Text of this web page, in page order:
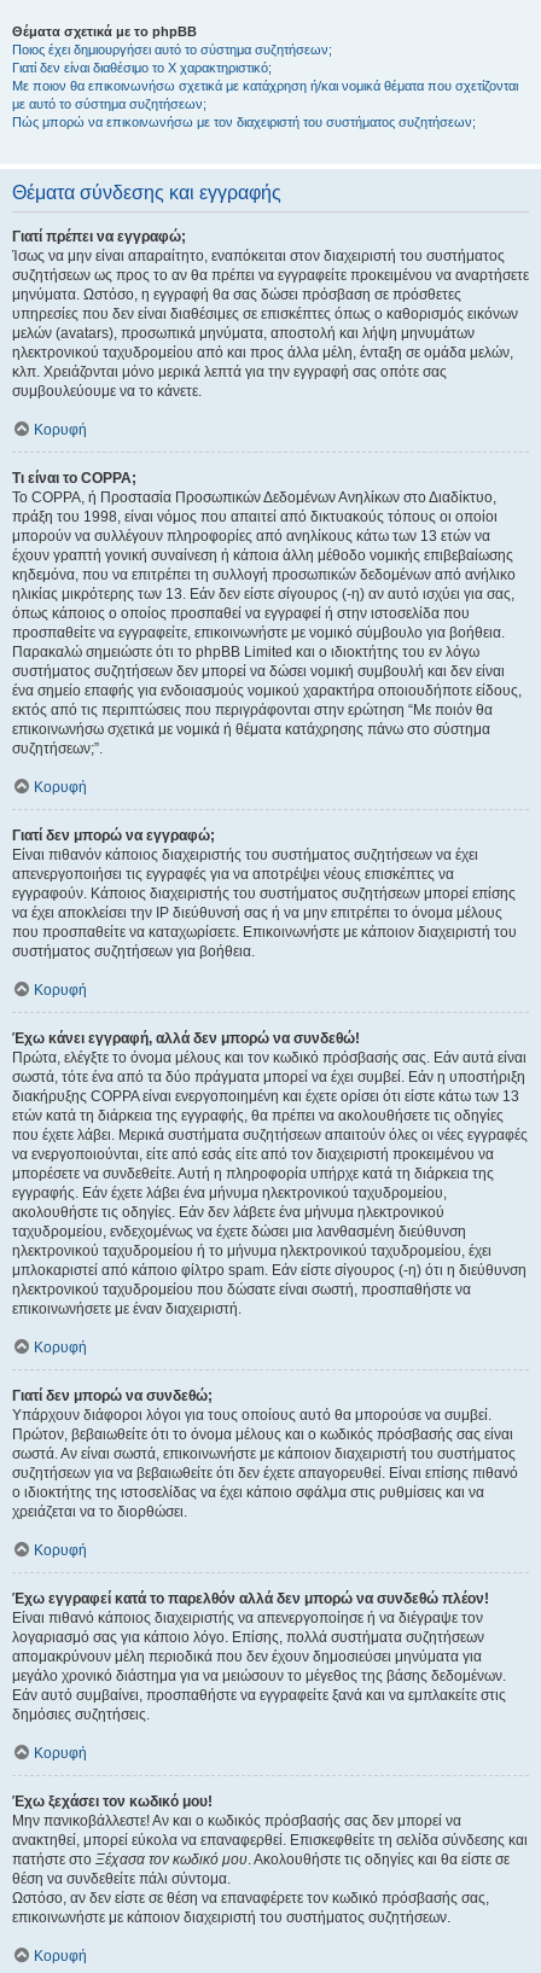
Θέματα σχετικά με το phpBB
Ποιος έχει δημιουργήσει αυτό το σύστημα συζητήσεων;
Γιατί δεν είναι διαθέσιμο το Χ χαρακτηριστικό;
Με ποιον θα επικοινωνήσω σχετικά με κατάχρηση ή/και νομικά θέματα που σχετίζονται
με αυτό το σύστημα συζητήσεων;
Πώς μπορώ να επικοινωνήσω με τον διαχειριστή του συστήματος συζητήσεων;
Θέματα σύνδεσης και εγγραφής
Γιατί πρέπει να εγγραφώ;
Ίσως να μην είναι απαραίτητο, εναπόκειται στον διαχειριστή του συστήματος
συζητήσεων ως προς το αν θα πρέπει να εγγραφείτε προκειμένου να αναρτήσετε
μηνύματα. Ωστόσο, η εγγραφή θα σας δώσει πρόσβαση σε πρόσθετες
υπηρεσίες που δεν είναι διαθέσιμες σε επισκέπτες όπως ο καθορισμός εικόνων
μελών (avatars), προσωπικά μηνύματα, αποστολή και λήψη μηνυμάτων
ηλεκτρονικού ταχυδρομείου από και προς άλλα μέλη, ένταξη σε ομάδα μελών,
κλπ. Χρειάζονται μόνο μερικά λεπτά για την εγγραφή σας οπότε σας
συμβουλεύουμε να το κάνετε.
Κορυφή
Τι είναι το COPPA;
Το COPPA, ή Προστασία Προσωπικών Δεδομένων Ανηλίκων στο Διαδίκτυο,
πράξη του 1998, είναι νόμος που απαιτεί από δικτυακούς τόπους οι οποίοι
μπορούν να συλλέγουν πληροφορίες από ανηλίκους κάτω των 13 ετών να
έχουν γραπτή γονική συναίνεση ή κάποια άλλη μέθοδο νομικής επιβεβαίωσης
κηδεμόνα, που να επιτρέπει τη συλλογή προσωπικών δεδομένων από ανήλικο
ηλικίας μικρότερης των 13. Εάν δεν είστε σίγουρος (-η) αν αυτό ισχύει για σας,
όπως κάποιος ο οποίος προσπαθεί να εγγραφεί ή στην ιστοσελίδα που
προσπαθείτε να εγγραφείτε, επικοινωνήστε με νομικό σύμβουλο για βοήθεια.
Παρακαλώ σημειώστε ότι το phpBB Limited και ο ιδιοκτήτης του εν λόγω
συστήματος συζητήσεων δεν μπορεί να δώσει νομική συμβουλή και δεν είναι
ένα σημείο επαφής για ενδοιασμούς νομικού χαρακτήρα οποιουδήποτε είδους,
εκτός από τις περιπτώσεις που περιγράφονται στην ερώτηση “Με ποιόν θα
επικοινωνήσω σχετικά με νομικά ή θέματα κατάχρησης πάνω στο σύστημα
συζητήσεων;”.
Κορυφή
Γιατί δεν μπορώ να εγγραφώ;
Είναι πιθανόν κάποιος διαχειριστής του συστήματος συζητήσεων να έχει
απενεργοποιήσει τις εγγραφές για να αποτρέψει νέους επισκέπτες να
εγγραφούν. Κάποιος διαχειριστής του συστήματος συζητήσεων μπορεί επίσης
να έχει αποκλείσει την IP διεύθυνσή σας ή να μην επιτρέπει το όνομα μέλους
που προσπαθείτε να καταχωρίσετε. Επικοινωνήστε με κάποιον διαχειριστή του
συστήματος συζητήσεων για βοήθεια.
Κορυφή
Έχω κάνει εγγραφή, αλλά δεν μπορώ να συνδεθώ!
Πρώτα, ελέγξτε το όνομα μέλους και τον κωδικό πρόσβασής σας. Εάν αυτά είναι
σωστά, τότε ένα από τα δύο πράγματα μπορεί να έχει συμβεί. Εάν η υποστήριξη
διακήρυξης COPPA είναι ενεργοποιημένη και έχετε ορίσει ότι είστε κάτω των 13
ετών κατά τη διάρκεια της εγγραφής, θα πρέπει να ακολουθήσετε τις οδηγίες
που έχετε λάβει. Μερικά συστήματα συζητήσεων απαιτούν όλες οι νέες εγγραφές
να ενεργοποιούνται, είτε από εσάς είτε από τον διαχειριστή προκειμένου να
μπορέσετε να συνδεθείτε. Αυτή η πληροφορία υπήρχε κατά τη διάρκεια της
εγγραφής. Εάν έχετε λάβει ένα μήνυμα ηλεκτρονικού ταχυδρομείου,
ακολουθήστε τις οδηγίες. Εάν δεν λάβετε ένα μήνυμα ηλεκτρονικού
ταχυδρομείου, ενδεχομένως να έχετε δώσει μια λανθασμένη διεύθυνση
ηλεκτρονικού ταχυδρομείου ή το μήνυμα ηλεκτρονικού ταχυδρομείου, έχει
μπλοκαριστεί από κάποιο φίλτρο spam. Εάν είστε σίγουρος (-η) ότι η διεύθυνση
ηλεκτρονικού ταχυδρομείου που δώσατε είναι σωστή, προσπαθήστε να
επικοινωνήσετε με έναν διαχειριστή.
Κορυφή
Γιατί δεν μπορώ να συνδεθώ;
Υπάρχουν διάφοροι λόγοι για τους οποίους αυτό θα μπορούσε να συμβεί.
Πρώτον, βεβαιωθείτε ότι το όνομα μέλους και ο κωδικός πρόσβασής σας είναι
σωστά. Αν είναι σωστά, επικοινωνήστε με κάποιον διαχειριστή του συστήματος
συζητήσεων για να βεβαιωθείτε ότι δεν έχετε απαγορευθεί. Είναι επίσης πιθανό
ο ιδιοκτήτης της ιστοσελίδας να έχει κάποιο σφάλμα στις ρυθμίσεις και να
χρειάζεται να το διορθώσει.
Κορυφή
Έχω εγγραφεί κατά το παρελθόν αλλά δεν μπορώ να συνδεθώ πλέον!
Είναι πιθανό κάποιος διαχειριστής να απενεργοποίησε ή να διέγραψε τον
λογαριασμό σας για κάποιο λόγο. Επίσης, πολλά συστήματα συζητήσεων
απομακρύνουν μέλη περιοδικά που δεν έχουν δημοσιεύσει μηνύματα για
μεγάλο χρονικό διάστημα για να μειώσουν το μέγεθος της βάσης δεδομένων.
Εάν αυτό συμβαίνει, προσπαθήστε να εγγραφείτε ξανά και να εμπλακείτε στις
δημόσιες συζητήσεις.
Κορυφή
Έχω ξεχάσει τον κωδικό μου!
Μην πανικοβάλλεστε! Αν και ο κωδικός πρόσβασής σας δεν μπορεί να
ανακτηθεί, μπορεί εύκολα να επαναφερθεί. Επισκεφθείτε τη σελίδα σύνδεσης και
πατήστε στο Ξέχασα τον κωδικό μου. Ακολουθήστε τις οδηγίες και θα είστε σε
θέση να συνδεθείτε πάλι σύντομα.
Ωστόσο, αν δεν είστε σε θέση να επαναφέρετε τον κωδικό πρόσβασής σας,
επικοινωνήστε με κάποιον διαχειριστή του συστήματος συζητήσεων.
Κορυφή